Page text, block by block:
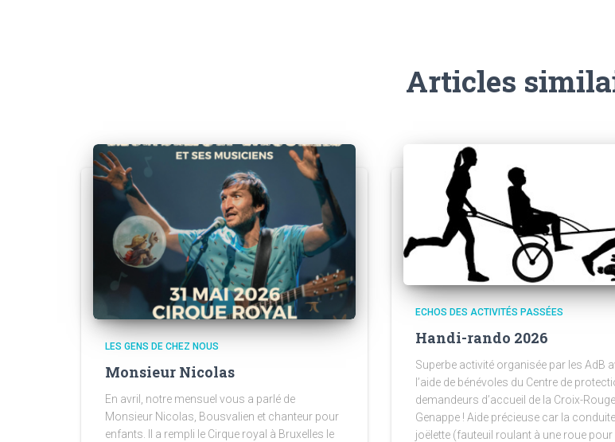
Articles
LES GENS DE CHEZ NOUS
Monsieur Nicolas
En avril, notre mensuel vous a parlé de
Monsieur Nicolas, Bousvalien et chanteur pour
enfants. Il a rempli le Cirque royal à Bruxelles le
ECHOS DES ACTIVITÉS PASSÉES
Handi-rando 2026
Superbe activité organisée par les AdB
l’aide de bénévoles du Centre de
demandeurs d’accueil de la Croix-
Genappe ! Aide précieuse car la
joëlette (fauteuil roulant à une roue pour